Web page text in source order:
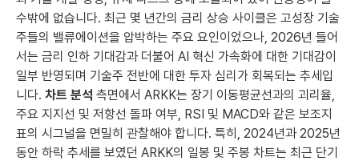
수밖에 없습니다. 최근 몇 년간의 금리 상승 사이클은 고성장 기술
주들의 밸류에이션을 압박하는 주요 요인이었으나, 2026년 들어
서는 금리 인하 기대감과 더불어 AI 혁신 가속화에 대한 기대감이
일부 반영되며 기술주 전반에 대한 투자 심리가 회복되는 추세입
니다. 차트 분석 측면에서 ARKK는 장기 이동평균선과의 괴리율,
주요 지지선 및 저항선 돌파 여부, RSI 및 MACD와 같은 보조지
표의 시그널을 면밀히 관찰해야 합니다. 특히, 2024년과 2025년
동안 하락 추세를 보였던 ARKK의 일봉 및 주봉 차트는 최근 단기